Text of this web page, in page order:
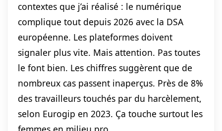
contextes que j’ai réalisé : le numérique
complique tout depuis 2026 avec la DSA
européenne. Les plateformes doivent
signaler plus vite. Mais attention. Pas toutes
le font bien. Les chiffres suggèrent que de
nombreux cas passent inaperçus. Près de 8%
des travailleurs touchés par du harcèlement,
selon Eurogip en 2023. Ça touche surtout les